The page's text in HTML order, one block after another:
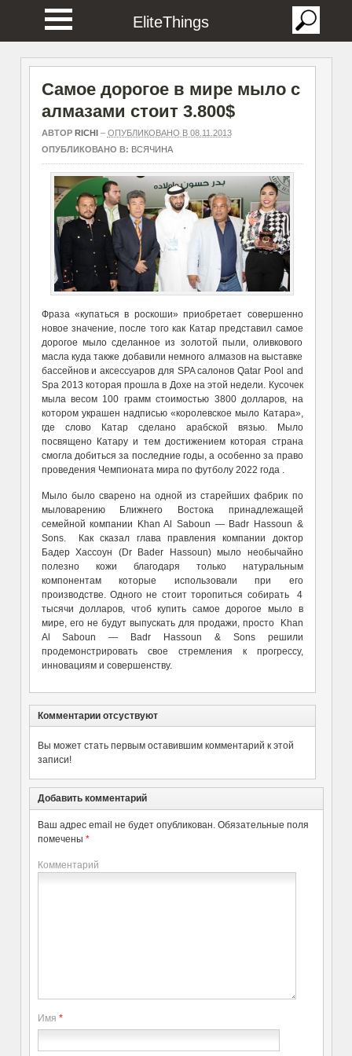
EliteThings
Самое дорогое в мире мыло с
алмазами стоит 3.800$
АВТОР RICHI– ОПУБЛИКОВАНО В 08.11.2013
ОПУБЛИКОВАНО В: ВСЯЧИНА
Фраза «купаться в роскоши» приобретает совершенно
новое значение, после того как Катар представил самое
дорогое мыло сделанное из золотой пыли, оливкового
масла куда также добавили немного алмазов на выставке
бассейнов и аксессуаров для SPA салонов Qatar Pool and
Spa 2013 которая прошла в Дохе на этой недели. Кусочек
мыла весом 100 грамм стоимостью 3800 долларов, на
котором украшен надписью «королевское мыло Катара»,
где слово Катар сделано арабской вязью. Мыло
посвящено Катару и тем достижением которая страна
смогла добиться за последние годы, а особенно за право
проведения Чемпионата мира по футболу 2022 года .
Мыло было сварено на одной из старейших фабрик по
мыловарению Ближнего Востока принадлежащей
семейной компании Khan Al Saboun — Badr Hassoun &
Sons. Как сказал глава правления компании доктор
Бадер Хассоун (Dr Bader Hassoun) мыло необычайно
полезно кожи благодаря только натуральным
компонентам которые использовали при его
производстве. Одного не стоит торопиться собирать 4
тысячи долларов, чтоб купить самое дорогое мыло в
мире, его не будут выпускать для продажи, просто Khan
Al Saboun — Badr Hassoun & Sons решили
продемонстрировать свое стремления к прогрессу,
инновациям и совершенству.
Комментарии отсуствуют
Вы может стать первым оставившим комментарий к этой
записи!
Добавить комментарий
Ваш адрес email не будет опубликован. Обязательные поля
помечены *
Комментарий
Имя *